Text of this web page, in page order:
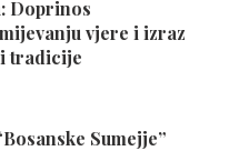
Doprinos
vjere i izraz
tradicije
Sumejje”